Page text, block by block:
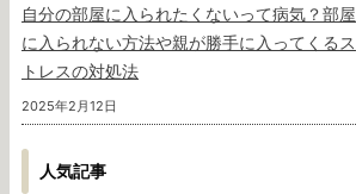
自分の部屋に入られたくないって病気？部屋
に入られない方法や親が勝手に入ってくるス
トレスの対処法
2025年2月12日
人気記事